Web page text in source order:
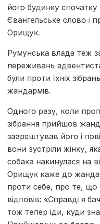
його будинку спочатку
Євангельське слово і
Орищук.
Румунська влада теж
переживань
були проти їхніх
жандармів.
Одного разу, коли
зібрання прийшов
заарештував його і
вони зустріли жінку,
собака накинулася на
Орищук каже до
проти себе, про те,
відповів: «Справді я
тож тепер іди, куди